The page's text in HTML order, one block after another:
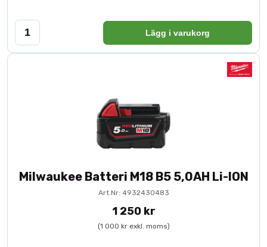
Lägg i varukorg
Milwaukee Batteri M18 B5 5,0AH Li-ION
Art.Nr: 4932430483
1 250 kr
(1 000 kr exkl. moms)